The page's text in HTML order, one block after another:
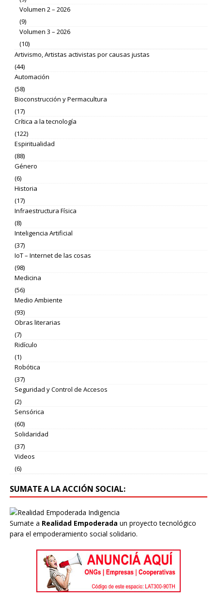
Volumen 2 – 2026
(9)
Volumen 3 – 2026
(10)
Artivismo, Artistas activistas por causas justas
(44)
Automación
(58)
Bioconstrucción y Permacultura
(17)
Crítica a la tecnología
(122)
Espiritualidad
(88)
Género
(6)
Historia
(17)
Infraestructura Física
(8)
Inteligencia Artificial
(37)
IoT – Internet de las cosas
(98)
Medicina
(56)
Medio Ambiente
(93)
Obras literarias
(7)
Ridículo
(1)
Robótica
(37)
Seguridad y Control de Accesos
(2)
Sensórica
(60)
Solidaridad
(37)
Videos
(6)
SUMATE A LA ACCIÓN SOCIAL:
Sumate a Realidad Empoderada un proyecto tecnológico
para el empoderamiento social solidario.